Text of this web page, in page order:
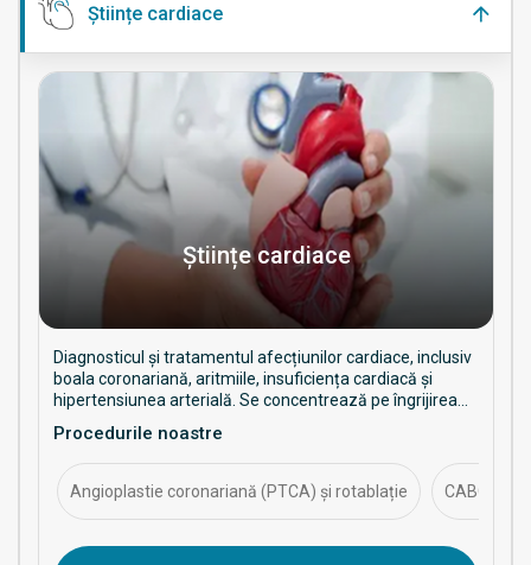
Științe cardiace
Științe cardiace
Diagnosticul și tratamentul afecțiunilor cardiace, inclusiv
boala coronariană, aritmiile, insuficiența cardiacă și
hipertensiunea arterială. Se concentrează pe îngrijirea
preventivă, procedurile intervenționale și gestionarea pe
termen lung a sănătății cardiace.
Procedurile noastre
Angioplastie coronariană (PTCA) și rotablație CABG